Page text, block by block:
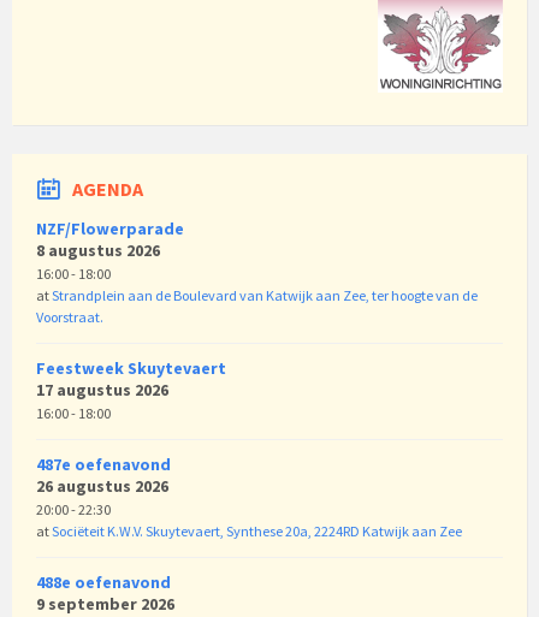
AGENDA
NZF/Flowerparade
8 augustus 2026
16:00 - 18:00
atStrandplein aan de Boulevard van Katwijk aan Zee, ter hoogte van de
Voorstraat.
Feestweek Skuytevaert
17 augustus 2026
16:00 - 18:00
487e oefenavond
26 augustus 2026
20:00 - 22:30
atSociëteit K.W.V. Skuytevaert, Synthese 20a, 2224RD Katwijk aan Zee
488e oefenavond
9 september 2026